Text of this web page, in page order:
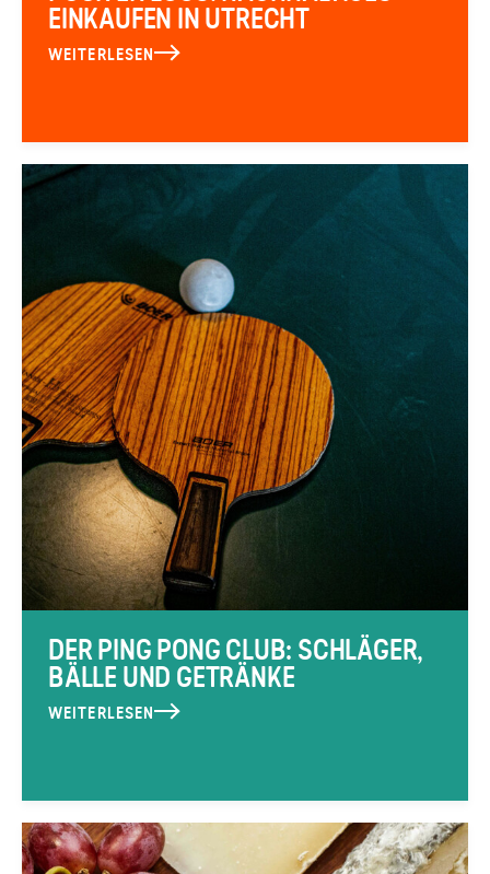
EINKAUFEN IN UTRECHT
WEITERLESEN
DER PING PONG CLUB: SCHLÄGER,
BÄLLE UND GETRÄNKE
WEITERLESEN